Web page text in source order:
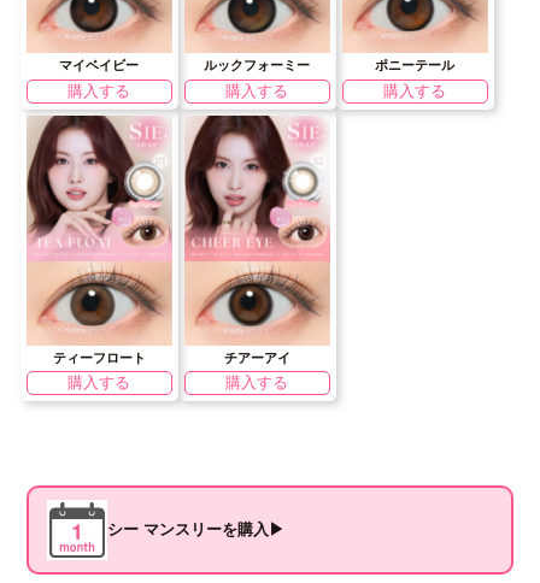
マイベイビー
購入する
ルックフォーミー
購入する
ポニーテール
購入する
ティーフロート
購入する
チアーアイ
購入する
シー マンスリーを購入▶